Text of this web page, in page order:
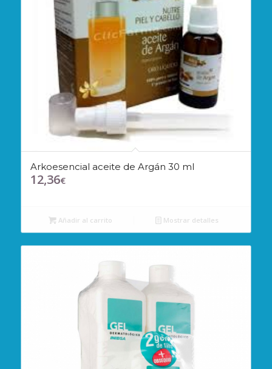
Arkoesencial aceite de Argán 30 ml
12,36€
Añadir al carrito Mostrar detalles